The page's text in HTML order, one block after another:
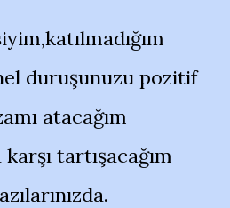
duruşunuzu pozitif
atacağım
tartışacağım